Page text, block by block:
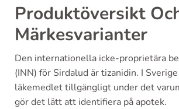
Produktöversikt
Märkesvarianter
Den internationella icke-proprietära
(INN) för Sirdalud är tizanidin. I
läkemedlet tillgängligt under det
gör det lätt att identifiera på apotek.